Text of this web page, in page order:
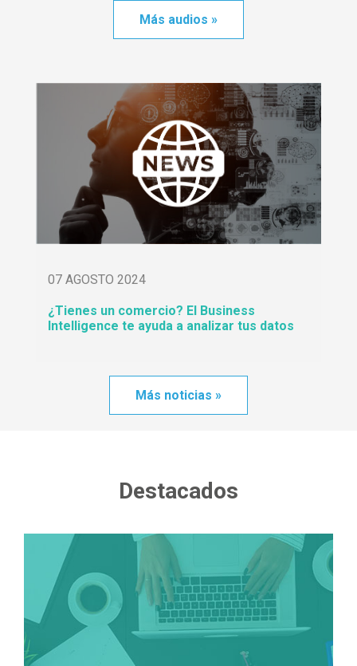
Más audios »
07 AGOSTO 2024
¿Tienes un comercio? El Business
Intelligence te ayuda a analizar tus datos
Más noticias »
Destacados